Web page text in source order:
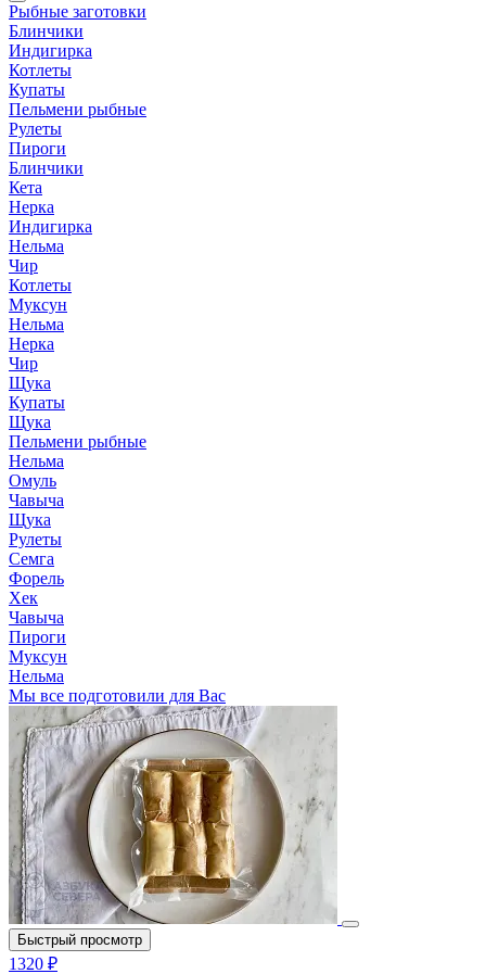
Рыбные заготовки
Блинчики
Индигирка
Котлеты
Купаты
Пельмени рыбные
Рулеты
Пироги
Блинчики
Кета
Нерка
Индигирка
Нельма
Чир
Котлеты
Муксун
Нельма
Нерка
Чир
Щука
Купаты
Щука
Пельмени рыбные
Нельма
Омуль
Чавыча
Щука
Рулеты
Семга
Форель
Хек
Чавыча
Пироги
Муксун
Нельма
Мы все подготовили для Вас
Быстрый просмотр
1320 ₽